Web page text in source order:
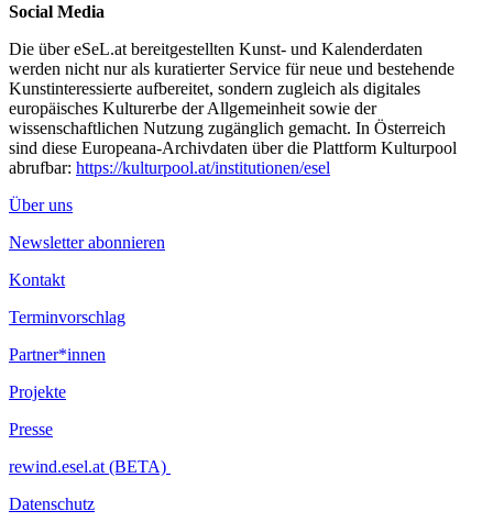
Social Media
Die über eSeL.at bereitgestellten Kunst- und Kalenderdaten
werden nicht nur als kuratierter Service für neue und bestehende
Kunstinteressierte aufbereitet, sondern zugleich als digitales
europäisches Kulturerbe der Allgemeinheit sowie der
wissenschaftlichen Nutzung zugänglich gemacht. In Österreich
sind diese Europeana-Archivdaten über die Plattform Kulturpool
abrufbar: https://kulturpool.at/institutionen/esel
Über uns
Newsletter abonnieren
Kontakt
Terminvorschlag
Partner*innen
Projekte
Presse
rewind.esel.at (BETA)
Datenschutz